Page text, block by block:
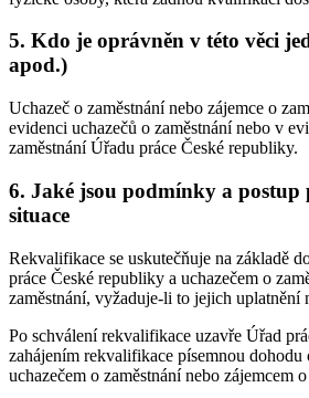
5. Kdo je oprávněn v této věci
apod.)
Uchazeč o zaměstnání nebo zájemce o
evidenci uchazečů o zaměstnání nebo v
zaměstnání Úřadu práce České republiky.
6. Jaké jsou podmínky a postup
situace
Rekvalifikace se uskutečňuje na základě
práce České republiky a uchazečem o
zaměstnání, vyžaduje-li to jejich uplatnění
Po schválení rekvalifikace uzavře Úřad
zahájením rekvalifikace písemnou
uchazečem o zaměstnání nebo zájemcem